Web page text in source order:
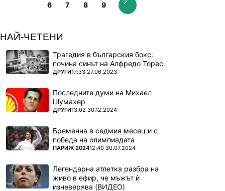
6 7 8 9
НАЙ-ЧЕТЕНИ
Трагедия в българския бокс:
почина синът на Алфредо Торес
ПОВЕЧЕ ОТ
ДРУГИ17:33 27.06.2023
Последните думи на Михаел
Шумахер
ПОВЕЧЕ ОТ
ДРУГИ13:02 30.12.2024
Бременна в седмия месец и с
победа на олимпиадата
ПОВЕЧЕ ОТ
ПАРИЖ 202412:40 30.07.2024
Легендарна атлетка разбра на
живо в ефир, че мъжът ѝ
изневерява (ВИДЕО)